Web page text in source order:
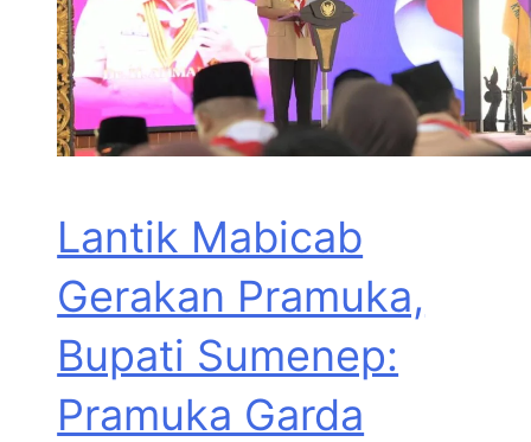
Lantik Mabicab
Gerakan Pramuka,
Bupati Sumenep:
Pramuka Garda